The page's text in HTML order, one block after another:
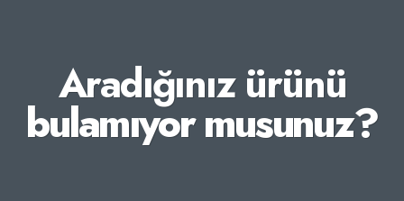
Aradığınız ürünü
bulamıyor musunuz?